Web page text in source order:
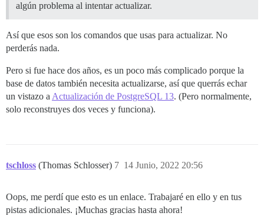
algún problema al intentar actualizar.
Así que esos son los comandos que usas para actualizar. No
perderás nada.
Pero si fue hace dos años, es un poco más complicado porque la
base de datos también necesita actualizarse, así que querrás echar
un vistazo a Actualización de PostgreSQL 13. (Pero normalmente,
solo reconstruyes dos veces y funciona).
tschloss (Thomas Schlosser) 14 Junio, 2022 20:56
7
Oops, me perdí que esto es un enlace. Trabajaré en ello y en tus
pistas adicionales. ¡Muchas gracias hasta ahora!